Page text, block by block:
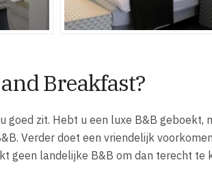
Breakfast?
goed zit. Hebt u een luxe B&B geboekt,
Verder doet een vriendelijk
geen landelijke B&B om dan terecht te